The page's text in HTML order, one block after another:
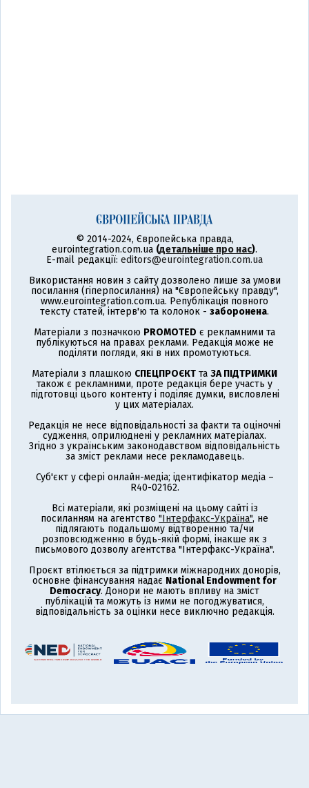
© 2014-2024, Європейська правда,
eurointegration.com.ua (детальніше про нас).
E-mail редакції: editors@eurointegration.com.ua
Використання новин з сайту дозволено лише за умови
посилання (гіперпосилання) на "Європейську правду",
www.eurointegration.com.ua. Републікація повного
тексту статей, інтерв'ю та колонок - заборонена.
Матеріали з позначкою PROMOTED є рекламними та
публікуються на правах реклами. Редакція може не
поділяти погляди, які в них промотуються.
Матеріали з плашкою СПЕЦПРОЄКТ та ЗА ПІДТРИМКИ
також є рекламними, проте редакція бере участь у
підготовці цього контенту і поділяє думки, висловлені
у цих матеріалах.
Редакція не несе відповідальності за факти та оціночні
судження, оприлюднені у рекламних матеріалах.
Згідно з українським законодавством відповідальність
за зміст реклами несе рекламодавець.
Суб'єкт у сфері онлайн-медіа; ідентифікатор медіа –
R40-02162.
Всі матеріали, які розміщені на цьому сайті із
посиланням на агентство "Інтерфакс-Україна", не
підлягають подальшому відтворенню та/чи
розповсюдженню в будь-якій формі, інакше як з
письмового дозволу агентства "Інтерфакс-Україна".
Проєкт втілюється за підтримки міжнародних донорів,
основне фінансування надає National Endowment for
Democracy. Донори не мають впливу на зміст
публікацій та можуть із ними не погоджуватися,
відповідальність за оцінки несе виключно редакція.